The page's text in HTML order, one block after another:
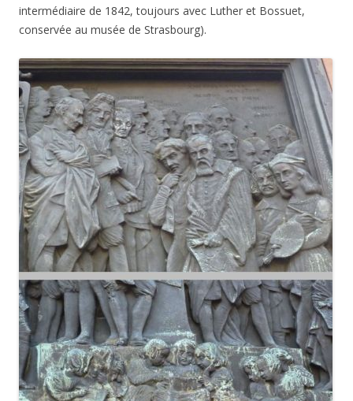
intermédiaire de 1842, toujours avec Luther et Bossuet,
conservée au musée de Strasbourg).